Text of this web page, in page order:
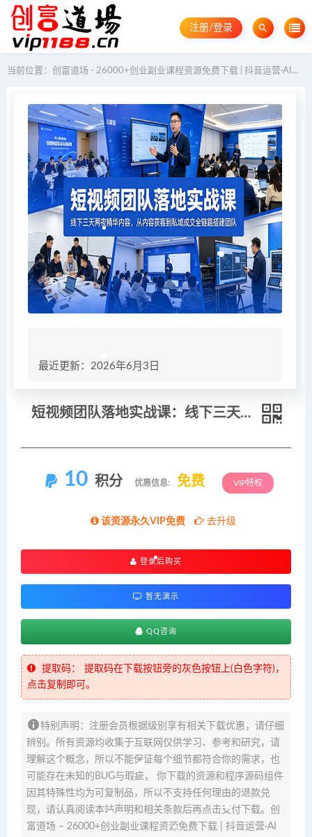
注册/登录
当前位置： 创富道场 - 26000+创业副业课程资源免费下载 | 抖音运营·AI教程·GEO优化
最近更新：2026年6月3日
短视频团队落地实战课：线下三天两夜精华内容，从内容获客到私域成交全链路搭建团队
10 积分 优惠信息: 免费 VIP特权
该资源永久VIP免费 去升级
登录后购买
暂无演示
QQ咨询
提取码：
提取码在下载按钮旁的灰色按钮上(白色字符)，
点击复制即可。
特别声明：注册会员根据级别享有相关下载优惠，请仔细
辨别。所有资源均收集于互联网仅供学习、参考和研究，请
理解这个概念，所以不能保证每个细节都符合你的需求，也
可能存在未知的BUG与瑕疵， 你下载的资源和程序源码组件
因其特殊性均为可复制品，所以不支持任何理由的退款兑
现，请认真阅读本站声明和相关条款后再点击支付下载。创
富道场 – 26000+创业副业课程资源免费下载 | 抖音运营·AI